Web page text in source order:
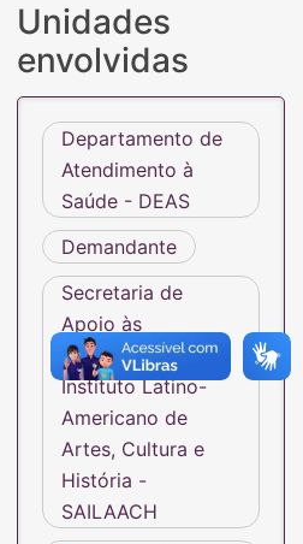
Unidades
envolvidas
Departamento de
Atendimento à
Saúde - DEAS
Demandante
Secretaria de
Apoio às
Coordenações do
Instituto Latino-
Americano de
Artes, Cultura e
História -
SAILAACH